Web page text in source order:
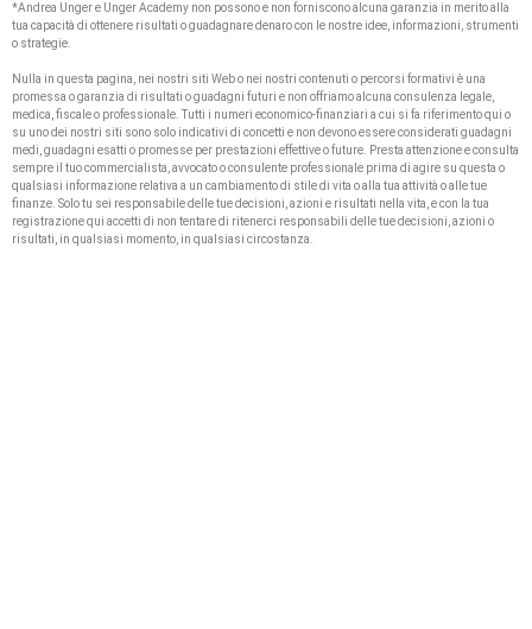
*Andrea Unger e Unger Academy non possono e non forniscono alcuna garanzia in merito alla
tua capacità di ottenere risultati o guadagnare denaro con le nostre idee, informazioni, strumenti
o strategie.
Nulla in questa pagina, nei nostri siti Web o nei nostri contenuti o percorsi formativi è una
promessa o garanzia di risultati o guadagni futuri e non offriamo alcuna consulenza legale,
medica, fiscale o professionale. Tutti i numeri economico-finanziari a cui si fa riferimento qui o
su uno dei nostri siti sono solo indicativi di concetti e non devono essere considerati guadagni
medi, guadagni esatti o promesse per prestazioni effettive o future. Presta attenzione e consulta
sempre il tuo commercialista, avvocato o consulente professionale prima di agire su questa o
qualsiasi informazione relativa a un cambiamento di stile di vita o alla tua attività o alle tue
finanze. Solo tu sei responsabile delle tue decisioni, azioni e risultati nella vita, e con la tua
registrazione qui accetti di non tentare di ritenerci responsabili delle tue decisioni, azioni o
risultati, in qualsiasi momento, in qualsiasi circostanza.